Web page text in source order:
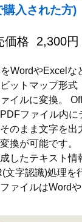
購入された方)
価格 2,300円
WordやExcelな
ットマップ形式
イルに変換。
ファイル内に
のまま文字を出
換が可能です。
したテキスト情
文字認識)処理を
ァイルはWord